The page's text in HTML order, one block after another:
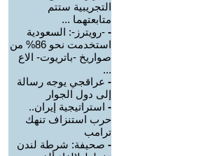
التجريبية ستتم
متابعتهما ...
- -رويترز-: السعودية
استخدمت نحو 86% من
صواريخ -باتريوت- الاع
...
- عراقجي يوجه رسالة
إلى دول الجوار
- استراتيجية إيران..
حرب استنزاف تنهك
ترامب
- صحيفة: شرطة لندن